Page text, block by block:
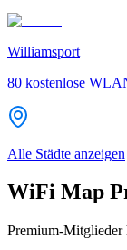
Williamsport
80 kostenlose
Alle Städte anzeigen
WiFi Map
Premium-Mitglieder